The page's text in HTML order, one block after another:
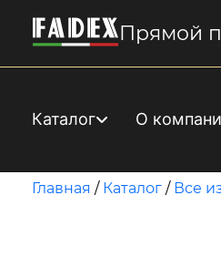
Прямой
Каталог О
Главная / Каталог / Все